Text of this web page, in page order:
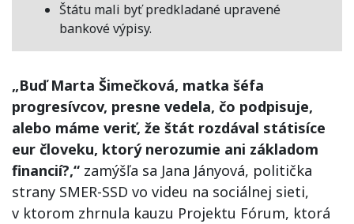
Štátu mali byť predkladané upravené
bankové výpisy.
„Buď Marta Šimečková, matka šéfa
progresívcov, presne vedela, čo podpisuje,
alebo máme veriť, že štát rozdával státisíce
eur človeku, ktorý nerozumie ani základom
financií?,“ zamýšľa sa Jana Jányová, politička
strany SMER-SSD vo videu na sociálnej sieti,
v ktorom zhrnula kauzu Projektu Fórum, ktorá